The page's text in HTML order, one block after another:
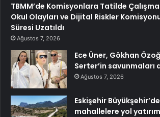
TBMM’de Komisyonlara Tatilde
Okul Olayları ve Dijital Riskler
Süresi Uzatıldı
Ağustos 7, 2026
Ece Üner, Gökhan
Serter’in savunmaları
Ağustos 7, 2026
Eskişehir
mahallelere yol